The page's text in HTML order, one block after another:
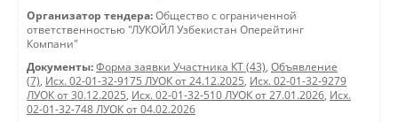
Организатор тендера: Общество с ограниченной
ответственностью "ЛУКОЙЛ Узбекистан Оперейтинг
Компани"
Документы: Форма заявки Участника КТ (43), Объявление
(7), Исх. 02-01-32-9175 ЛУОК от 24.12.2025, Исх. 02-01-32-9279
ЛУОК от 30.12.2025, Исх. 02-01-32-510 ЛУОК от 27.01.2026, Исх.
02-01-32-748 ЛУОК от 04.02.2026